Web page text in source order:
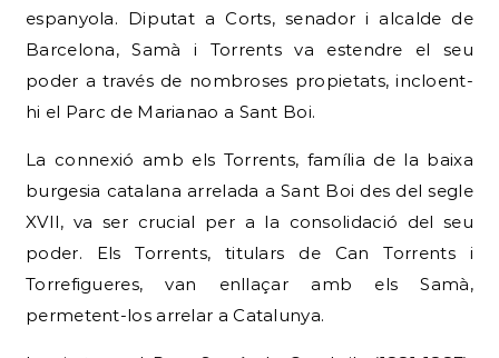
espanyola. Diputat a Corts, senador i alcalde de
Barcelona, Samà i Torrents va estendre el seu
poder a través de nombroses propietats, incloent-
hi el Parc de Marianao a Sant Boi.
La connexió amb els Torrents, família de la baixa
burgesia catalana arrelada a Sant Boi des del segle
XVII, va ser crucial per a la consolidació del seu
poder. Els Torrents, titulars de Can Torrents i
Torrefigueres, van enllaçar amb els Samà,
permetent-los arrelar a Catalunya.